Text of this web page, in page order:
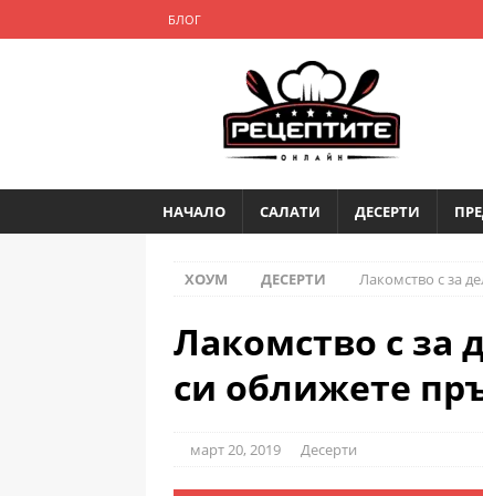
БЛОГ
НАЧАЛО САЛАТИ ДЕСЕРТИ
ХОУМ ДЕСЕРТИ Лакомство с за
Лакомство с за
си оближете
март 20, 2019 Десерти